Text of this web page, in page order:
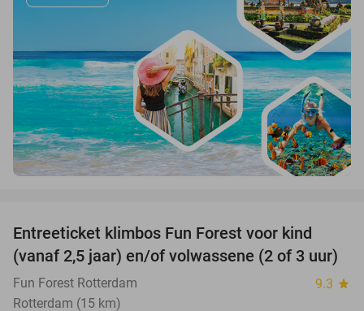
Entreeticket klimbos Fun Forest voor kind
(vanaf 2,5 jaar) en/of volwassene (2 of 3 uur)
Fun Forest Rotterdam 9.3 star
Rotterdam (15 km)